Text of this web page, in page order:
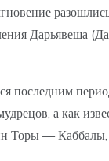
Дарьявеша
а как
— Каббалы,